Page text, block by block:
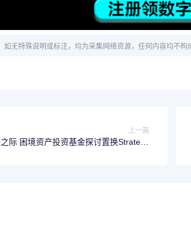
如无特殊说明或标注，均为采集网络资源，任何内容均不构
上一篇
际 困境资产投资基金探讨置换Strategy